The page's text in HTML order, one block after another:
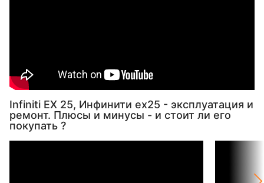
Infiniti EX 25, Инфинити ex25 - эксплуатация и
ремонт. Плюсы и минусы - и стоит ли его
покупать ?